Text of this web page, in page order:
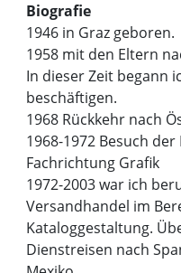
Biografie
1946 in Graz geboren.
1958 mit den Eltern
In dieser Zeit begann
beschäftigen.
1968 Rückkehr nach
1968-1972 Besuch
Fachrichtung Grafik
1972-2003 war ich
Versandhandel im
Kataloggestaltung.
Dienstreisen nach